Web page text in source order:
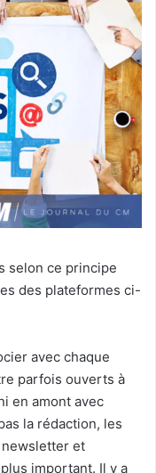
selon ce principe
des plateformes ci-
avec chaque
parfois ouverts à
en amont avec
la rédaction, les
newsletter et
important. Il y a